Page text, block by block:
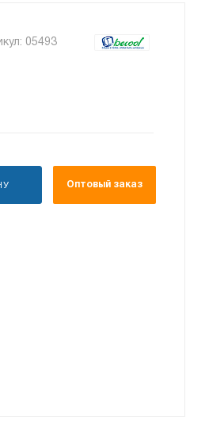
05493
Оптовый заказ